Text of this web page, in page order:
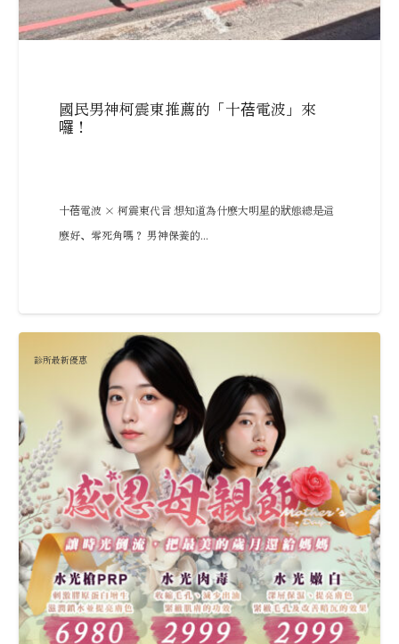
國民男神柯震東推薦的「十蓓電波」來
囉！
十蓓電波 × 柯震東代言 想知道為什麼大明星的狀態總是這
麼好、零死角嗎？ 男神保養的...
診所最新優惠